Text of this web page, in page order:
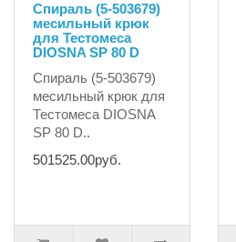
Спираль (5-503679)
месильный крюк
для Тестомеса
DIOSNA SP 80 D
Спираль (5-503679)
месильный крюк для
Тестомеса DIOSNA
SP 80 D..
501525.00руб.